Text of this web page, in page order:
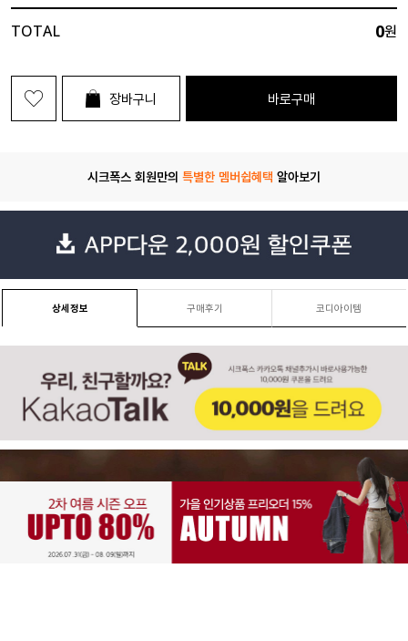
TOTAL 0원
장바구니 바로구매
시크폭스 회원만의 특별한 멤버쉽혜택 알아보기
상세정보 구매후기 코디아이템